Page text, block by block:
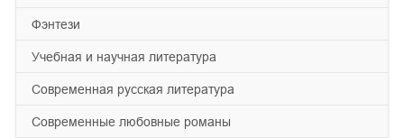
фэнтези
учебная и научная литература
современная русская литература
современные любовные романы